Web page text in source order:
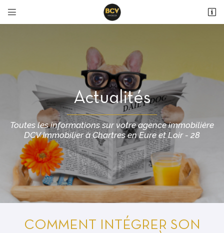
 
36 avenue du Maréchal Maunoury
 Adresse email de réception
En cochant cette case, vous consentez à recevoir nos propositions commerciales à
l'adresse email indiqué ci-dessus. Vous pouvez vous désinscrire à tout moment en
utilisantle formulaire de désinscription.
Actualités
Toutes les informations sur votre agence immobilière
DCV Immobilier à Chartres en Eure et Loir - 28
COMMENT INTÉGRER SON